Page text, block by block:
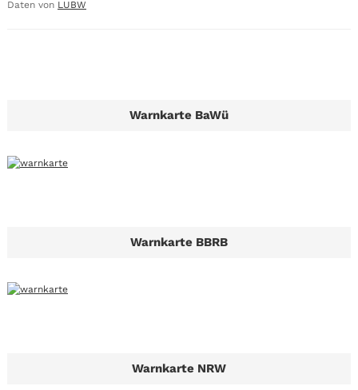
Daten von LUBW
Warnkarte BaWü
Warnkarte BBRB
Warnkarte NRW